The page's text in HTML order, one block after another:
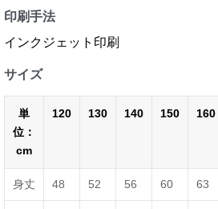
印刷手法
インクジェット印刷
サイズ
単
位：
cm
120 130 140 150 160
身丈 48 52 56 60 63